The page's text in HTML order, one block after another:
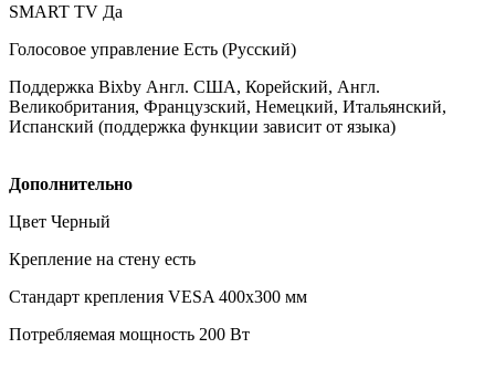
SMART TV Да
Голосовое управление Есть (Русский)
Поддержка Bixby Англ. США, Корейский, Англ.
Великобритания, Французский, Немецкий, Итальянский,
Испанский (поддержка функции зависит от языка)
Дополнительно
Цвет Черный
Крепление на стену есть
Стандарт крепления VESA 400х300 мм
Потребляемая мощность 200 Вт